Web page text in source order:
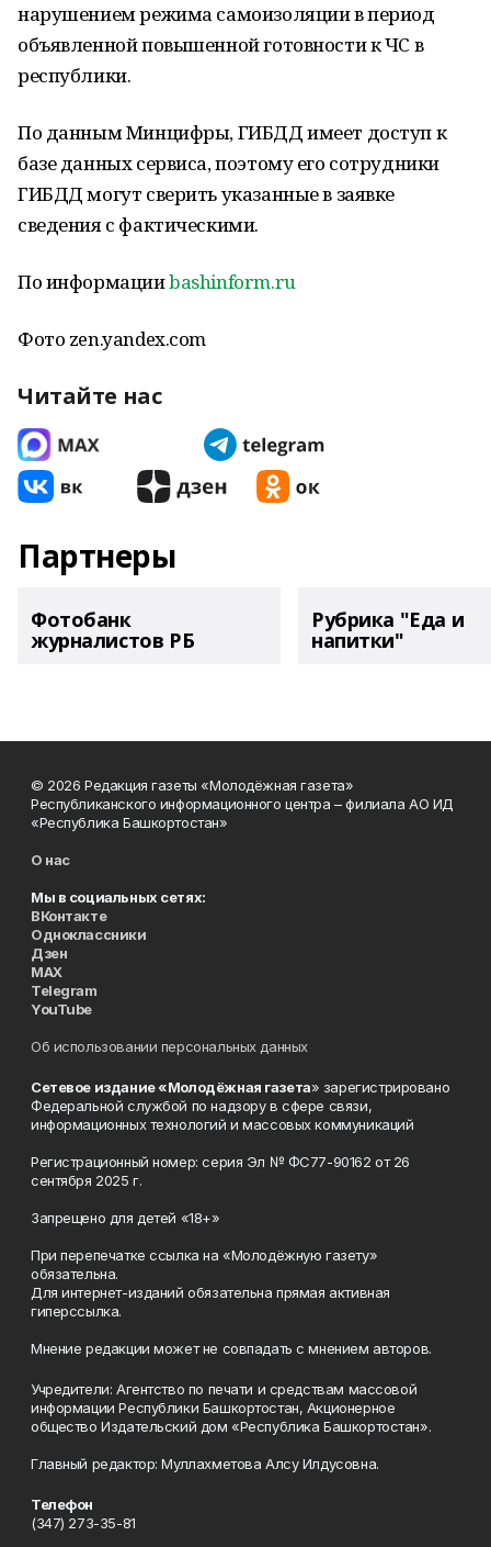
нарушением режима самоизоляции в период
объявленной повышенной готовности к ЧС в
республики.
По данным Минцифры, ГИБДД имеет доступ к
базе данных сервиса, поэтому его сотрудники
ГИБДД могут сверить указанные в заявке
сведения с фактическими.
По информацииbashinform.ru
Фото zen.yandex.com
Читайте нас
Партнеры
Фотобанк
журналистов РБ
Рубрика "Еда и
напитки"
© 2026 Редакция газеты «Молодёжная газета»
Республиканского информационного центра – филиала АО ИД
«Республика Башкортостан»
О нас
Мы в социальных сетях:
ВКонтакте
Одноклассники
Дзен
MAX
Telegram
YouTube
Об использовании персональных данных
Сетевое издание «Молодёжная газета» зарегистрировано
Федеральной службой по надзору в сфере связи,
информационных технологий и массовых коммуникаций
Регистрационный номер: серия Эл № ФС77-90162 от 26
сентября 2025 г.
Запрещено для детей «18+»
При перепечатке ссылка на «Молодёжную газету»
обязательна.
Для интернет-изданий обязательна прямая активная
гиперссылка.
Мнение редакции может не совпадать с мнением авторов.
Учредители: Агентство по печати и средствам массовой
информации Республики Башкортостан, Акционерное
общество Издательский дом «Республика Башкортостан».
Главный редактор: Муллахметова Алсу Илдусовна.
Телефон
(347) 273-35-81